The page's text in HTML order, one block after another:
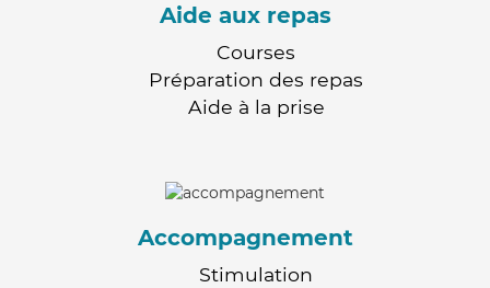
Aide aux repas
Courses
Préparation des repas
Aide à la prise
Accompagnement
Stimulation